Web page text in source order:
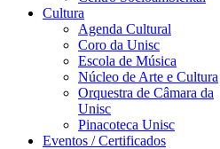
Cultura
Agenda Cultural
Coro da Unisc
Escola de Música
Núcleo de Arte e Cultura
Orquestra de Câmara da
Unisc
Pinacoteca Unisc
Eventos / Certificados